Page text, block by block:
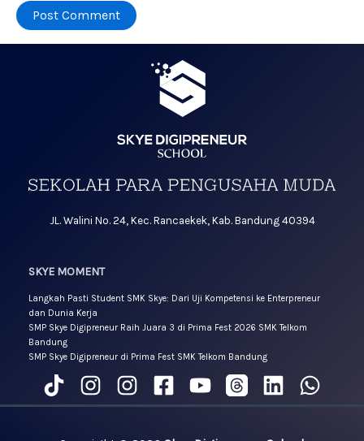
JL. Walini No. 24, Kec. Rancaekek, Kab. Bandung 40394
SKYE MOMENT
Langkah Pasti Student SMK Skye: Dari Uji Kompetensi ke Enterpreneur
dan Dunia Kerja
SMP Skye Digipreneur Raih Juara 3 di Prima Fest 2026 SMK Telkom
Bandung
SMP Skye Digipreneur di Prima Fest SMK Telkom Bandung